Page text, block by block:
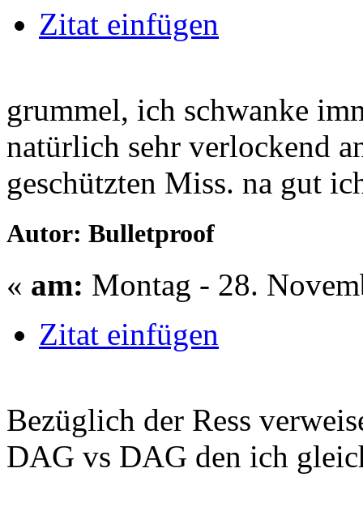
Zitat einfügen
grummel, ich schwanke
natürlich sehr verlockend
geschützten Miss. na gut
Autor: Bulletproof
« am: Montag - 28.
Zitat einfügen
Bezüglich der Ress
DAG vs DAG den ich